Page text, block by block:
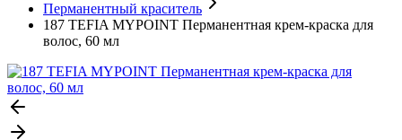
Перманентный краситель
187 TEFIA MYPOINT Перманентная крем-краска для
волос, 60 мл